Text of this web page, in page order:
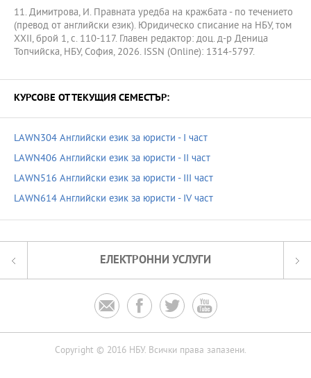
11. Димитрова, И. Правната уредба на кражбата - по течението
(превод от английски език). Юридическо списание на НБУ, том
XXII, брой 1, с. 110-117. Главен редактор: доц. д-р Деница
Топчийска, НБУ, София, 2026. ISSN (Online): 1314-5797.
КУРСОВЕ ОТ ТЕКУЩИЯ СЕМЕСТЪР:
LAWN304 Английски език за юристи - I част
LAWN406 Английски език за юристи - II част
LAWN516 Английски език за юристи - III част
LAWN614 Английски език за юристи - IV част
ЕЛЕКТРОННИ УСЛУГИ
   
Copyright © 2016 НБУ. Всички права запазени.